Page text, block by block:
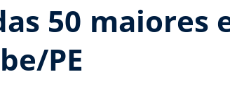
50
PE